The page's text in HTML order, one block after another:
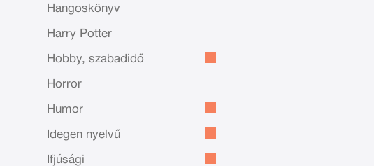
Hangoskönyv
Harry Potter
Hobby, szabadidő
Horror
Humor
Idegen nyelvű
Ifjúsági